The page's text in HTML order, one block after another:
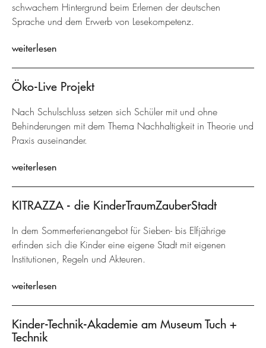
schwachem Hintergrund beim Erlernen der deutschen
Sprache und dem Erwerb von Lesekompetenz.
weiterlesen
Öko-Live Projekt
Nach Schulschluss setzen sich Schüler mit und ohne
Behinderungen mit dem Thema Nachhaltigkeit in Theorie und
Praxis auseinander.
weiterlesen
KITRAZZA - die KinderTraumZauberStadt
In dem Sommerferienangebot für Sieben- bis Elfjährige
erfinden sich die Kinder eine eigene Stadt mit eigenen
Institutionen, Regeln und Akteuren.
weiterlesen
Kinder-Technik-Akademie am Museum Tuch +
Technik